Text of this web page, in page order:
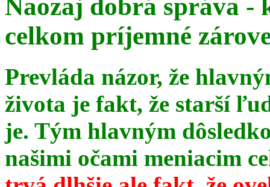
Naozaj dobrá správa -
celkom príjemné
Prevláda názor, že
života je fakt, že starší
je. Tým hlavným
našimi očami meniacim